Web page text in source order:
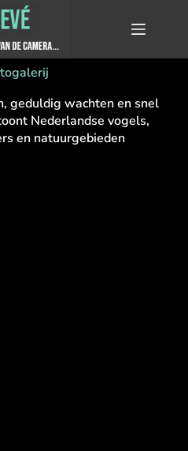
geduldig wachten en snel
Nederlandse vogels,
en natuurgebieden